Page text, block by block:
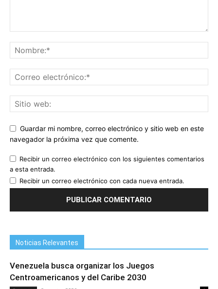
Guardar mi nombre, correo electrónico y sitio web en este
navegador la próxima vez que comente.
Recibir un correo electrónico con los siguientes comentarios
a esta entrada.
Recibir un correo electrónico con cada nueva entrada.
Noticias Relevantes
Venezuela busca organizar los Juegos
Centroamericanos y del Caribe 2030